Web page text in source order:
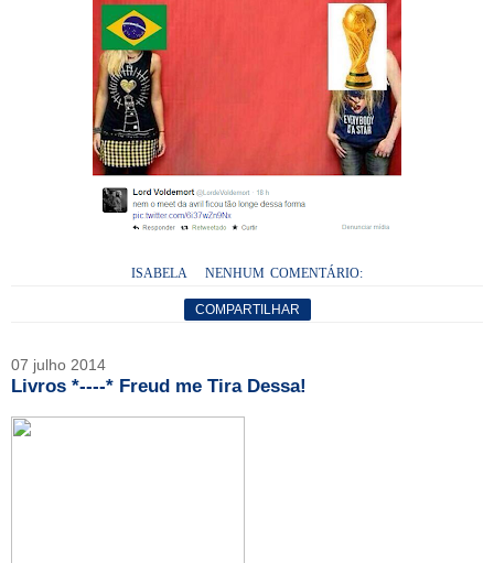
ISABELA NENHUM COMENTÁRIO:
COMPARTILHAR
07 julho 2014
Livros *----* Freud me Tira Dessa!